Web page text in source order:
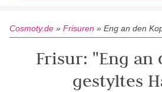
Cosmoty.de » Frisuren » Eng an den
Frisur: "Eng an
gestyltes